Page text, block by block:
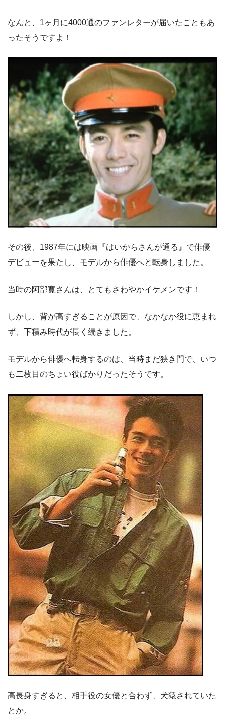
なんと、1ヶ月に4000通のファンレターが届いたこともあ
ったそうですよ！
その後、1987年には映画『はいからさんが通る』で俳優
デビューを果たし、モデルから俳優へと転身しました。
当時の阿部寛さんは、とてもさわやかイケメンです！
しかし、背が高すぎることが原因で、なかなか役に恵まれ
ず、下積み時代が長く続きました。
モデルから俳優へ転身するのは、当時まだ狭き門で、いつ
も二枚目のちょい役ばかりだったそうです。
高長身すぎると、相手役の女優と合わず、犬猿されていた
とか。